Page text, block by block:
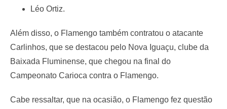
Léo Ortiz.
Além disso, o Flamengo também contratou o atacante
Carlinhos, que se destacou pelo Nova Iguaçu, clube da
Baixada Fluminense, que chegou na final do
Campeonato Carioca contra o Flamengo.
Cabe ressaltar, que na ocasião, o Flamengo fez questão